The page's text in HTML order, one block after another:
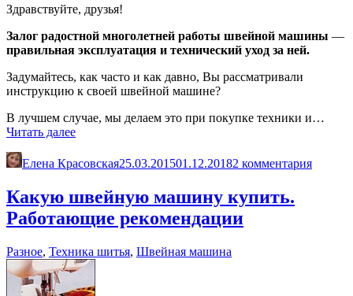
Здравствуйте, друзья!
Залог радостной многолетней работы швейной машины —
правильная эксплуатация и технический уход за ней.
Задумайтесь, как часто и как давно, Вы рассматривали
инструкцию к своей швейной машине?
В лучшем случае, мы делаем это при покупке техники и…
Читать далее«Уход
швейной
машиной»
Елена Красовская25.03.201501.12.20182 комментария
Какую швейную машину купить.
Работающие рекомендации
Разное, Техника шитья, Швейная машина